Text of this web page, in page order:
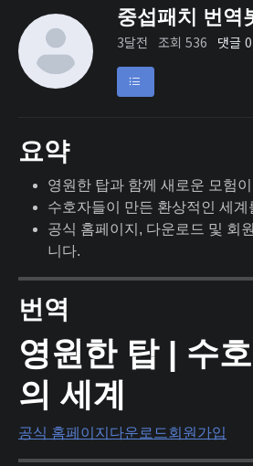
중섭패치 번역
3달전 조회 536 댓글 0
요약
영원한 탑과 함께 새로운 모험
수호자들이 만든 환상적인 세계
공식 홈페이지, 다운로드 및 회
니다.
번역
영원한 탑 | 수
의 세계
공식 홈페이지 다운로드회원가입